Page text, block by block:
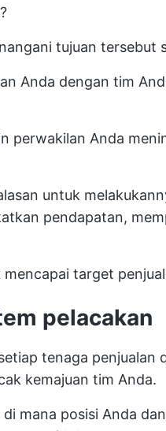
tujuan tersebut
Anda dengan tim
perwakilan Anda
untuk
pendapatan,
target
pelacakan
tenaga penjualan
kemajuan tim Anda.
mana posisi Anda